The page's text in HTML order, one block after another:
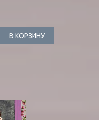
В КОРЗИНУ